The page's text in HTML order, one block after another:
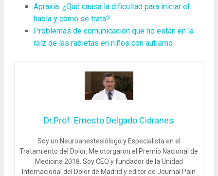
Apraxia: ¿Qué causa la dificultad para iniciar el
habla y cómo se trata?
Problemas de comunicación que no están en la
raíz de las rabietas en niños con autismo
Dr.Prof. Ernesto Delgado Cidranes
Soy un Neuroanestesiólogo y Especialista en el
Tratamiento del Dolor. Me otorgaron el Premio Nacional de
Medicina 2018. Soy CEO y fundador de la Unidad
Internacional del Dolor de Madrid y editor de Journal Pain